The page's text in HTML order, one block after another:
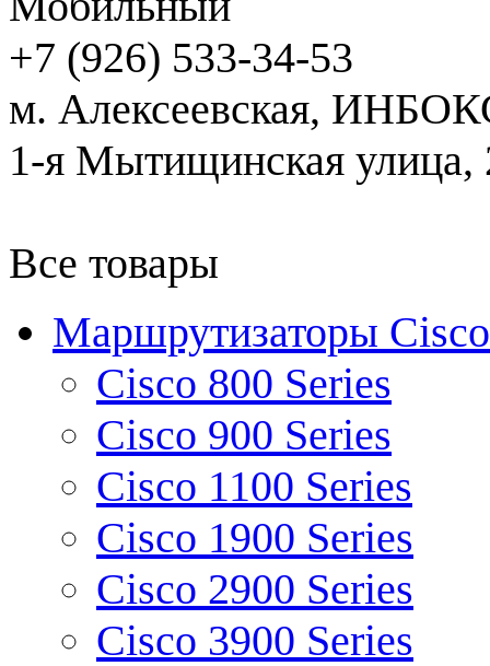
+7 (926) 533-34-53
м. Алексеевская,
1-я Мытищинская улица,
Все товары
Маршрутизаторы Cisco
Cisco 800 Series
Cisco 900 Series
Cisco 1100 Series
Cisco 1900 Series
Cisco 2900 Series
Cisco 3900 Series